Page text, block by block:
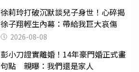
徐莉玲打破沉默談兒子身世！心碎揭
徐子翔輕生內幕：帶給我巨大哀傷
2026-08-08
彭小刀證實離婚！14年豪門婚正式畫
句點 親曝：我們還是家人